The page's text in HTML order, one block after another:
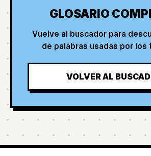
GLOSARIO
Vuelve al buscador para
de palabras usadas por los
VOLVER AL